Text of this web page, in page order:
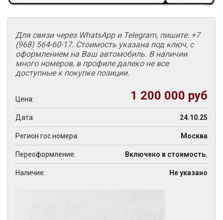
Для связи через WhatsApp и Telegram, пишите: +7
(968) 564-60-17. Стоимость указана под ключ, с
оформлением на Ваш автомобиль. В наличии
много номеров, в профиле далеко не все
доступные к покупке позиции.
Цена: 1 200 000 руб
Дата: 24.10.25
Регион гос номера: Москва
Переоформление: Включено в стоимость.
Наличие: Не указано